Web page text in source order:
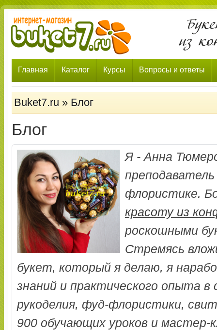
Главная Каталог Курсы Вопросы и ответы
Buket7.ru » Блог
Блог
Я - Анна
флористике.
красоту из
роскошными
Стремясь
букет, который я делаю, я
знаний и практического опыта
рукоделия, фуд-флористики,
900 обучающих уроков и мастер-